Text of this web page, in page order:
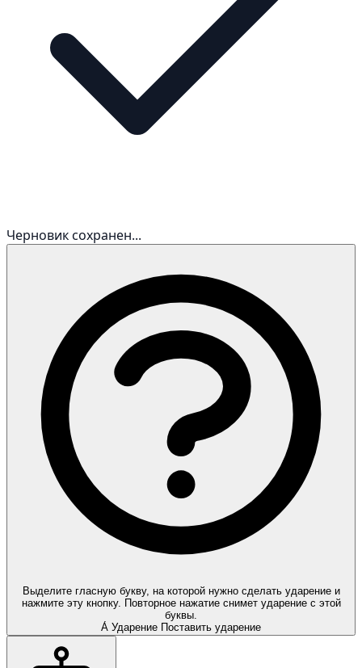
Черновик сохранен...
Выделите гласную букву, на которой нужно сделать ударение и
нажмите эту кнопку. Повторное нажатие снимет ударение с этой
буквы.
А́ Ударение Поставить ударение